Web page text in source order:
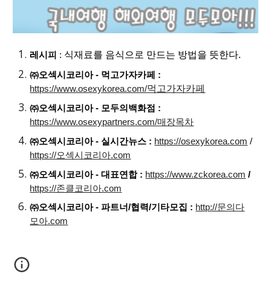
레시피 : 식재료를 음식으로 만드는 방법을 뜻한다.
㈜오섹시코리아 - 먹고가자카페 :
https://www.osexykorea.com/먹고가자카페
㈜오섹시코리아 - 모두의백화점 :
https://www.osexypartners.com/매장목차
㈜오섹시코리아 - 실시간뉴스 : https://osexykorea.com /
https://오섹시코리아.com
㈜오섹시코리아 - 대표연합 : https://www.zckorea.com /
https://존클코리아.com
㈜오섹시코리아 - 파트너/협력/기타모집 : http://문의다
모아.com